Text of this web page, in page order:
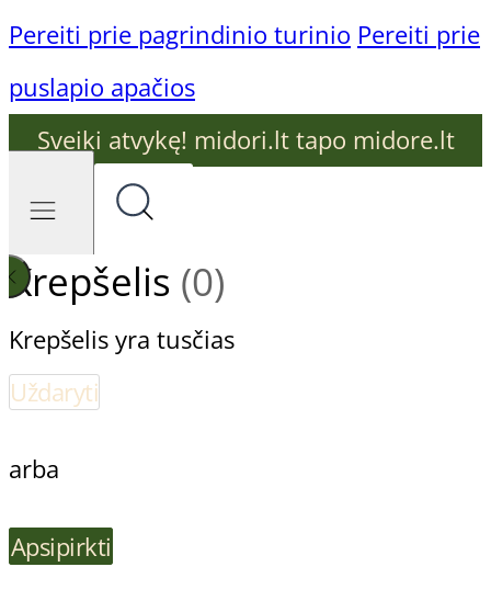
Pereiti prie pagrindinio turinio Pereiti prie
puslapio apačios
Sveiki atvykę! midori.lt tapo midore.lt
Krepšelis (0)
Krepšelis yra tusčias
Uždaryti
arba
Apsipirkti